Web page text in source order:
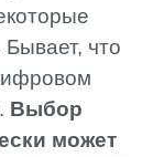
что
Выбор
может